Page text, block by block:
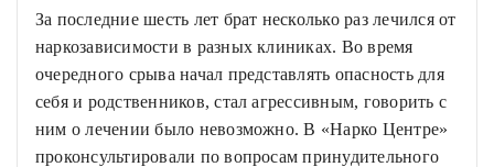
За последние шесть лет брат несколько раз лечился от
наркозависимости в разных клиниках. Во время
очередного срыва начал представлять опасность для
себя и родственников, стал агрессивным, говорить с
ним о лечении было невозможно. В «Нарко Центре»
проконсультировали по вопросам принудительного